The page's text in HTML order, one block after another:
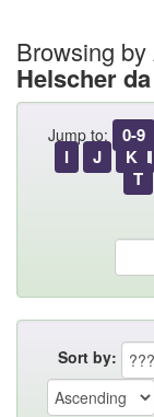
Browsing
Helscher da
Jump to: 0-9
I
J K
T
Sort by: